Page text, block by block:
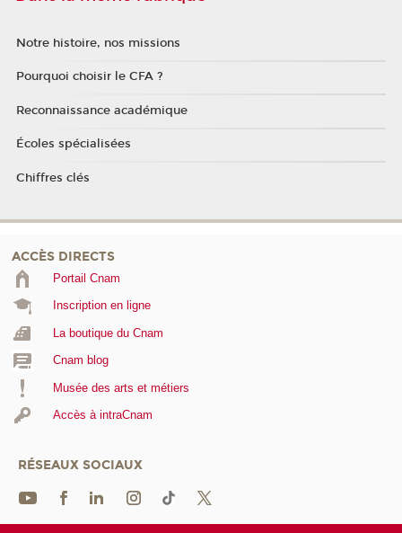
Notre histoire, nos missions
Pourquoi choisir le CFA ?
Reconnaissance académique
Écoles spécialisées
Chiffres clés
ACCÈS DIRECTS
Portail Cnam
Inscription en ligne
La boutique du Cnam
Cnam blog
Musée des arts et métiers
Accès à intraCnam
RÉSEAUX SOCIAUX